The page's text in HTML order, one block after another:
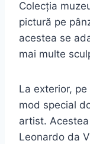
Colecția
pictură pe
acestea se
mai multe
La exterior,
mod special
artist.
Leonardo da